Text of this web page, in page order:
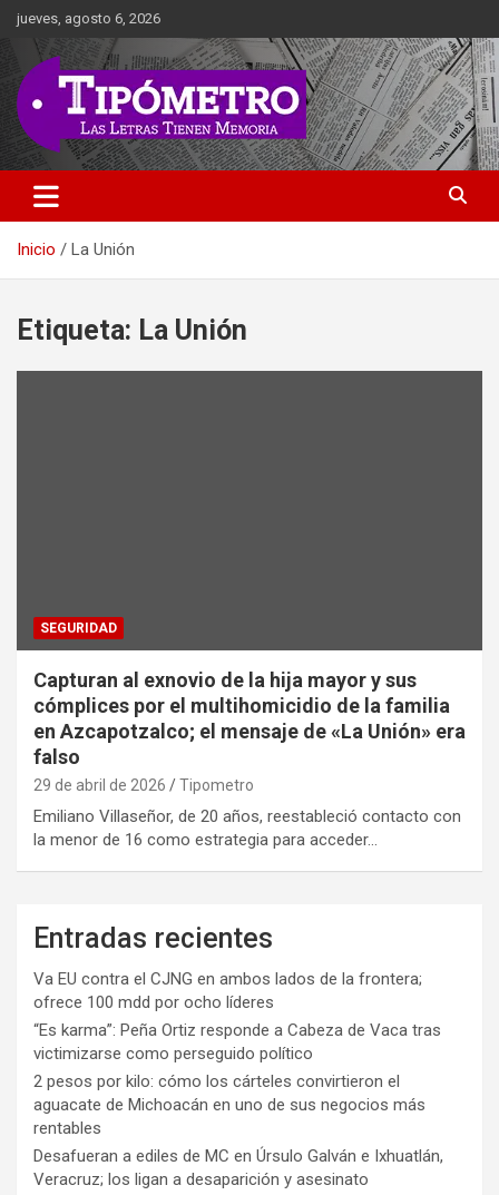
Saltar
contenido
jueves, agosto 6, 2026
Tipometro
Las Letras Tienen Memoria
Inicio La Unión
Etiqueta: La Unión
SEGURIDAD
Capturan al exnovio de la hija mayor y sus
cómplices por el multihomicidio de la familia
en Azcapotzalco; el mensaje de «La Unión» era
falso
29 de abril de 2026 Tipometro
Emiliano Villaseñor, de 20 años, reestableció contacto con
la menor de 16 como estrategia para acceder…
Entradas recientes
Va EU contra el CJNG en ambos lados de la frontera;
ofrece 100 mdd por ocho líderes
“Es karma”: Peña Ortiz responde a Cabeza de Vaca tras
victimizarse como perseguido político
2 pesos por kilo: cómo los cárteles convirtieron el
aguacate de Michoacán en uno de sus negocios más
rentables
Desafueran a ediles de MC en Úrsulo Galván e Ixhuatlán,
Veracruz; los ligan a desaparición y asesinato